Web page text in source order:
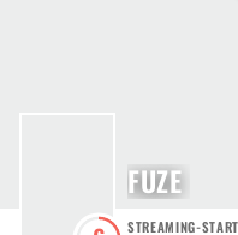
FUZE
STREAMING-